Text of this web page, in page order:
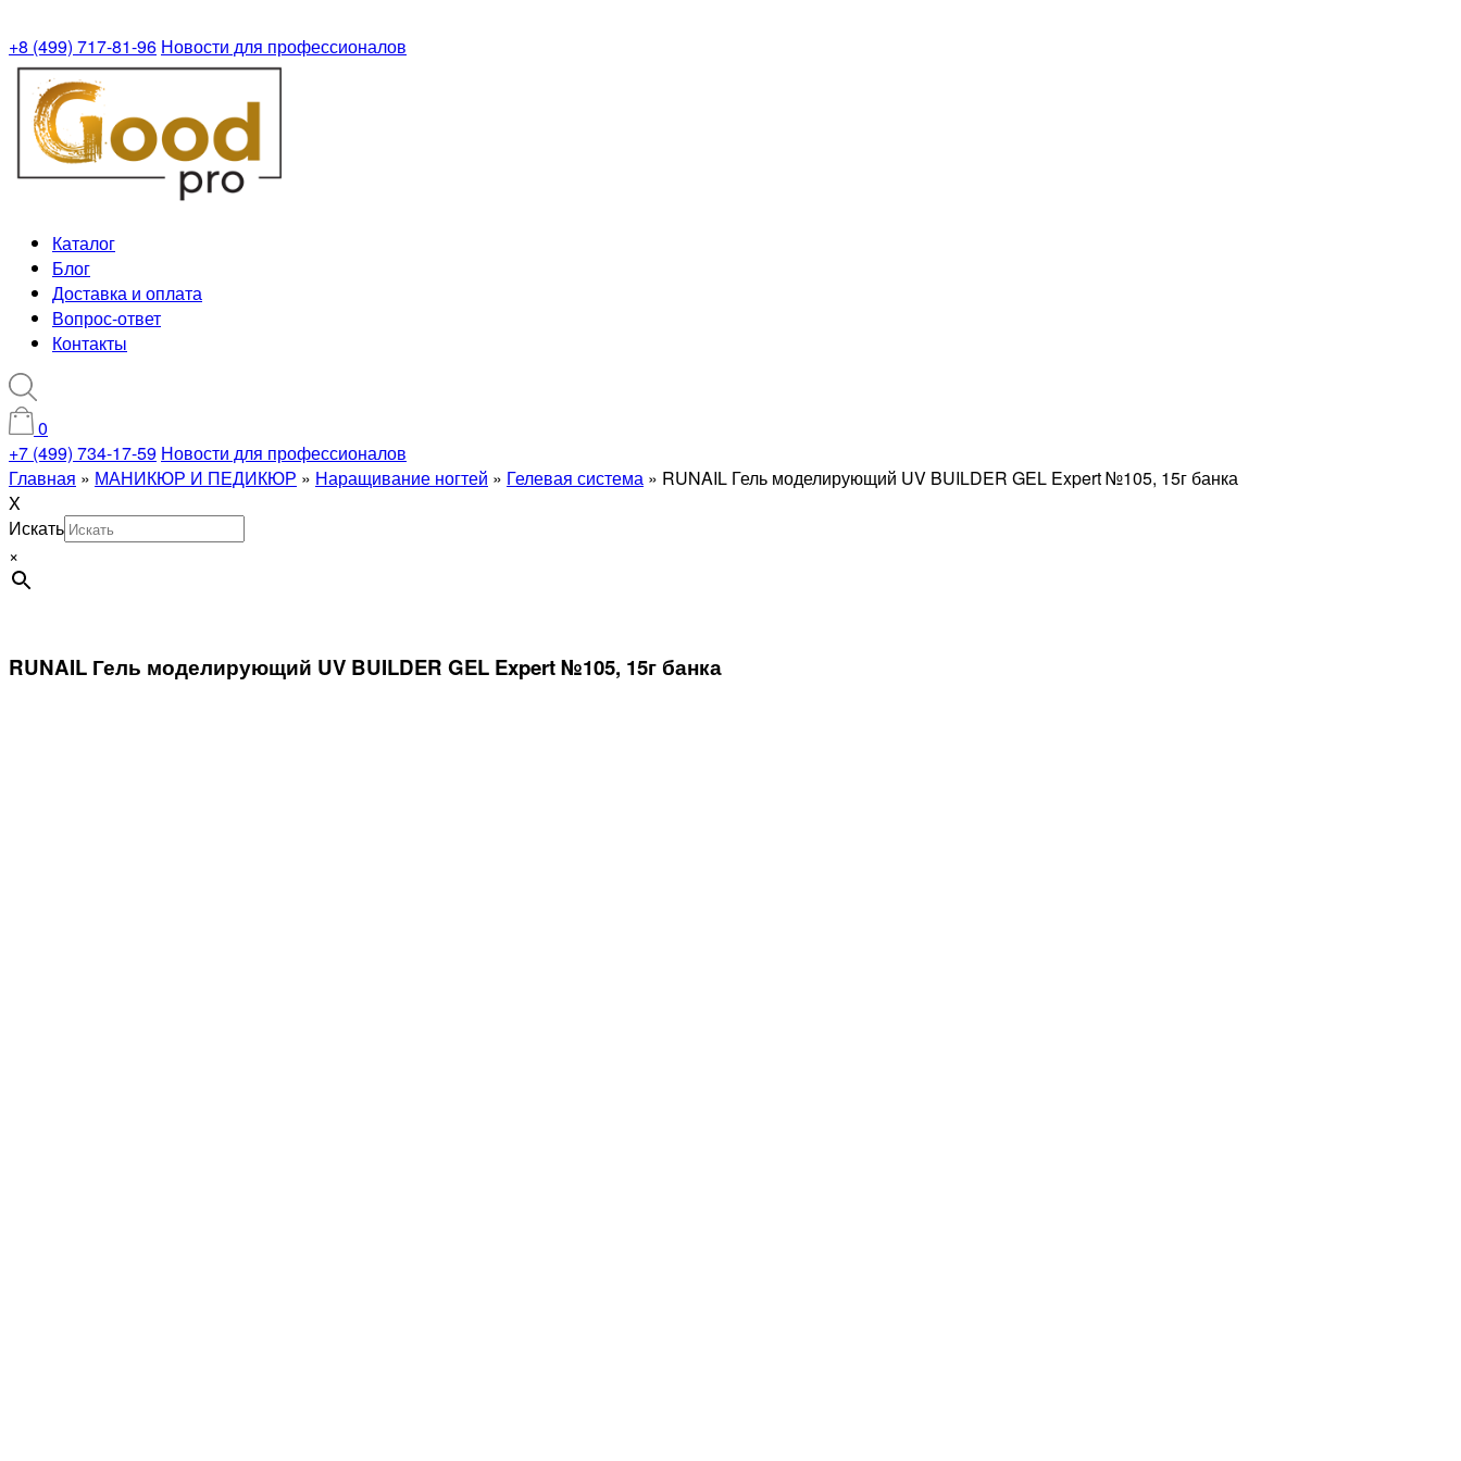
+8 (499) 717-81-96 Новости для профессионалов
Каталог
Блог
Доставка и оплата
Вопрос-ответ
Контакты
0
+7 (499) 734-17-59 Новости для профессионалов
Главная » МАНИКЮР И ПЕДИКЮР » Наращивание ногтей » Гелевая система » RUNAIL Гель моделирующий UV BUILDER GEL Expert №105, 15г банка
X
Искать
×
RUNAIL Гель моделирующий UV BUILDER GEL Expert №105, 15г банка